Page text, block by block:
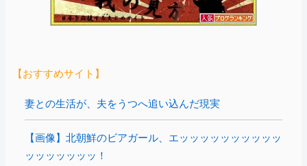
【おすすめサイト】
妻との生活が、夫をうつへ追い込んだ現実
【画像】北朝鮮のビアガール、エッッッッッッッッッッ
ッッッッッッッ！